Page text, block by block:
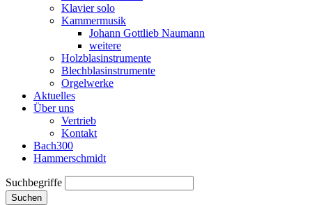
Klavier solo
Kammermusik
Johann Gottlieb Naumann
weitere
Holzblasinstrumente
Blechblasinstrumente
Orgelwerke
Aktuelles
Über uns
Vertrieb
Kontakt
Bach300
Hammerschmidt
Suchbegriffe
Suchen